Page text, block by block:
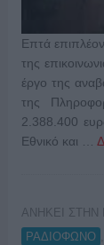
Επτά
της
έργο της
της
2.388.400
Εθνικό και …
ΑΝΗΚΕΙ ΣΤΗΝ
ΡΑΔΙΟΦΩΝΟ